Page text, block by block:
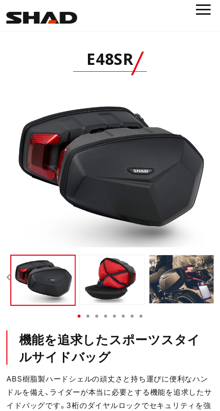
E48SR
機能を追求したスポーツスタイ
ルサイドバッグ
ABS樹脂製ハードシェルの頑丈さと持ち運びに便利なハン
ドルを備え、ライダーが本当に必要とする機能を追求したサ
イドバッグです。3桁のダイヤルロックでセキュリティを強